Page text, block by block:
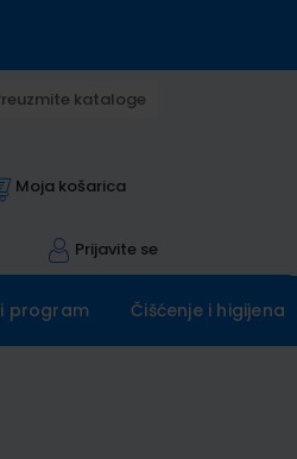
kataloge
Moja košarica
Prijavite se
program Čišćenje i higijena